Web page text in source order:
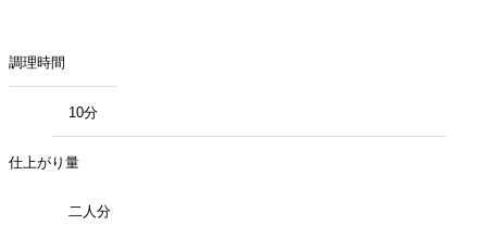
調理時間
10分
仕上がり量
二人分